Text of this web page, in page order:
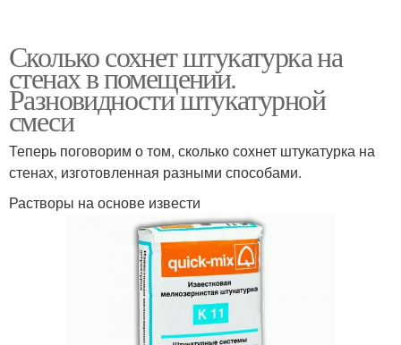
Сколько сохнет штукатурка на
стенах в помещении.
Разновидности штукатурной
смеси
Теперь поговорим о том, сколько сохнет штукатурка на
стенах, изготовленная разными способами.
Растворы на основе извести